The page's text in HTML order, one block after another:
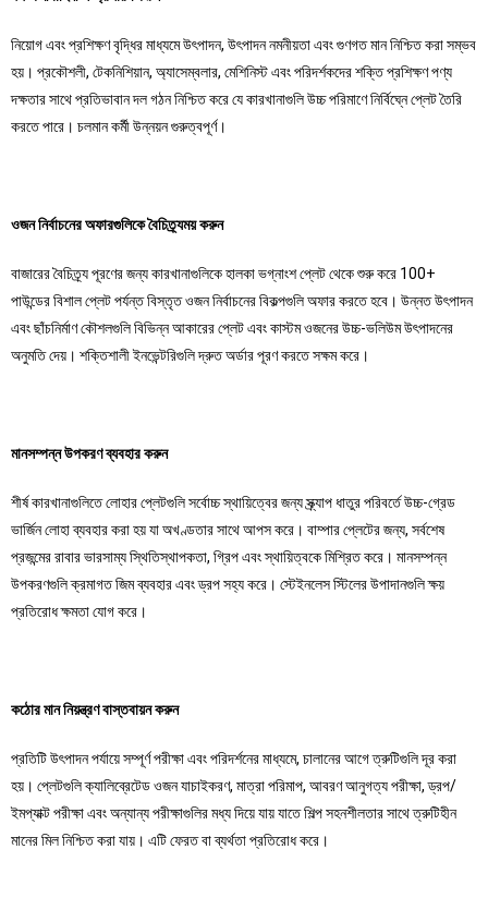
নিয়োগ এবং প্রশিক্ষণ বৃদ্ধির মাধ্যমে উৎপাদন, উৎপাদন নমনীয়তা এবং গুণগত মান নিশ্চিত করা সম্ভব
হয়। প্রকৌশলী, টেকনিশিয়ান, অ্যাসেম্বলার, মেশিনিস্ট এবং পরিদর্শকদের শক্তি প্রশিক্ষণ পণ্য
দক্ষতার সাথে প্রতিভাবান দল গঠন নিশ্চিত করে যে কারখানাগুলি উচ্চ পরিমাণে নির্বিঘ্নে প্লেট তৈরি
করতে পারে। চলমান কর্মী উন্নয়ন গুরুত্বপূর্ণ।
ওজন নির্বাচনের অফারগুলিকে বৈচিত্র্যময় করুন
বাজারের বৈচিত্র্য পূরণের জন্য কারখানাগুলিকে হালকা ভগ্নাংশ প্লেট থেকে শুরু করে 100+
পাউন্ডের বিশাল প্লেট পর্যন্ত বিস্তৃত ওজন নির্বাচনের বিকল্পগুলি অফার করতে হবে। উন্নত উৎপাদন
এবং ছাঁচনির্মাণ কৌশলগুলি বিভিন্ন আকারের প্লেট এবং কাস্টম ওজনের উচ্চ-ভলিউম উৎপাদনের
অনুমতি দেয়। শক্তিশালী ইনভেন্টরিগুলি দ্রুত অর্ডার পূরণ করতে সক্ষম করে।
মানসম্পন্ন উপকরণ ব্যবহার করুন
শীর্ষ কারখানাগুলিতে লোহার প্লেটগুলি সর্বোচ্চ স্থায়িত্বের জন্য স্ক্র্যাপ ধাতুর পরিবর্তে উচ্চ-গ্রেড
ভার্জিন লোহা ব্যবহার করা হয় যা অখণ্ডতার সাথে আপস করে। বাম্পার প্লেটের জন্য, সর্বশেষ
প্রজন্মের রাবার ভারসাম্য স্থিতিস্থাপকতা, গ্রিপ এবং স্থায়িত্বকে মিশ্রিত করে। মানসম্পন্ন
উপকরণগুলি ক্রমাগত জিম ব্যবহার এবং ড্রপ সহ্য করে। স্টেইনলেস স্টিলের উপাদানগুলি ক্ষয়
প্রতিরোধ ক্ষমতা যোগ করে।
কঠোর মান নিয়ন্ত্রণ বাস্তবায়ন করুন
প্রতিটি উৎপাদন পর্যায়ে সম্পূর্ণ পরীক্ষা এবং পরিদর্শনের মাধ্যমে, চালানের আগে ত্রুটিগুলি দূর করা
হয়। প্লেটগুলি ক্যালিব্রেটেড ওজন যাচাইকরণ, মাত্রা পরিমাপ, আবরণ আনুগত্য পরীক্ষা, ড্রপ/
ইমপ্যাক্ট পরীক্ষা এবং অন্যান্য পরীক্ষাগুলির মধ্য দিয়ে যায় যাতে শিল্প সহনশীলতার সাথে ত্রুটিহীন
মানের মিল নিশ্চিত করা যায়। এটি ফেরত বা ব্যর্থতা প্রতিরোধ করে।